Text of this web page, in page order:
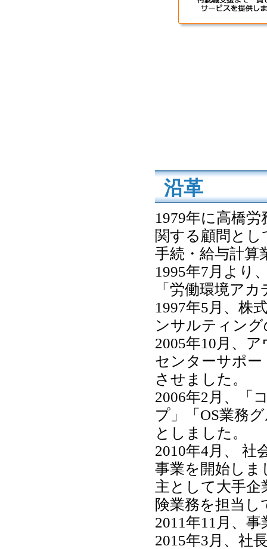
沿革
1979年に高橋
関する顧問と
手続・給与計算
1995年7月より
「労働環境ア
1997年5月、株
ンサルティン
2005年10月、
センターサポー
させました。
2006年2月、「
プ」「OS業務
としました。
2010年4月、 社
事業を開始しま
主として大手
険業務を担当
2011年11月、
2015年3月、社